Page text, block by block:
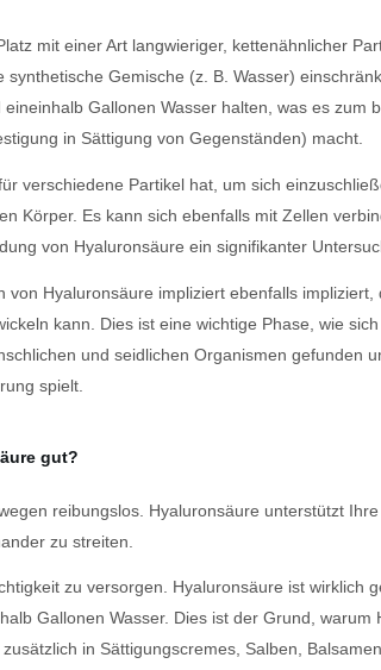
mit einer Art langwieriger, kettenähnlicher
Gemische (z. B. Wasser)
eineinhalb Gallonen Wasser halten, was es
in Sättigung von Gegenständen) macht.
verschiedene Partikel hat, um sich
Körper. Es kann sich ebenfalls mit Zellen
von Hyaluronsäure ein signifikanter
von Hyaluronsäure impliziert ebenfalls
kann. Dies ist eine wichtige Phase, wie
und seidlichen Organismen gefunden
spielt.
gut?
reibungslos. Hyaluronsäure unterstützt
zu streiten.
zu versorgen. Hyaluronsäure ist wirklich
Gallonen Wasser. Dies ist der Grund,
in Sättigungscremes, Salben,